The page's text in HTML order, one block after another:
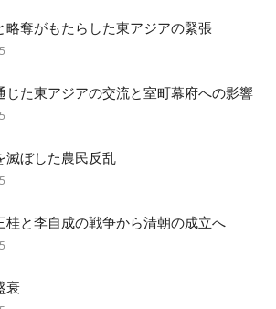
略奪がもたらした東アジアの緊張
じた東アジアの交流と室町幕府への影響
滅ぼした農民反乱
桂と李自成の戦争から清朝の成立へ
衰